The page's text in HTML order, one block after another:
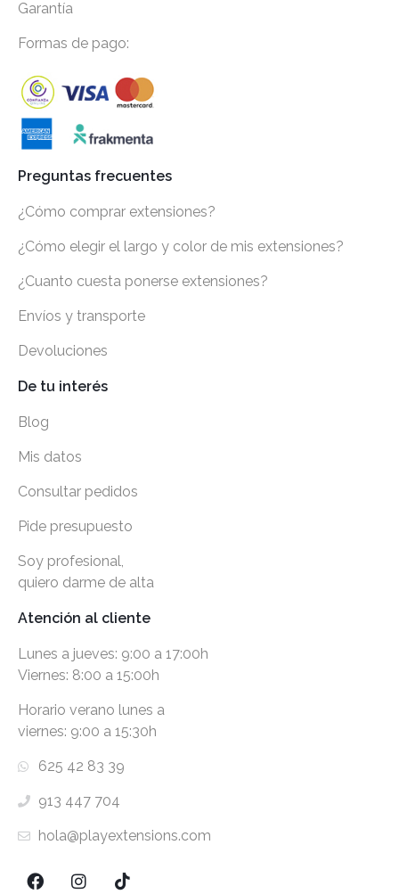
Garantía
Formas de pago:
Preguntas frecuentes
¿Cómo comprar extensiones?
¿Cómo elegir el largo y color de mis extensiones?
¿Cuanto cuesta ponerse extensiones?
Envíos y transporte
Devoluciones
De tu interés
Blog
Mis datos
Consultar pedidos
Pide presupuesto
Soy profesional,
quiero darme de alta
Atención al cliente
Lunes a jueves: 9:00 a 17:00h
Viernes: 8:00 a 15:00h
Horario verano lunes a
viernes: 9:00 a 15:30h
625 42 83 39
913 447 704
hola@playextensions.com